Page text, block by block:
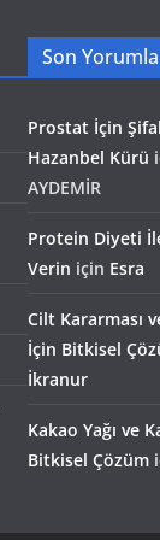
Son
Prostat İçin
Hazanbel Kürü
AYDEMİR
Protein Diyeti
Verin için Esra
Cilt Kararması
İçin Bitkisel
İkranur
Kakao Yağı ve
Bitkisel Çözüm